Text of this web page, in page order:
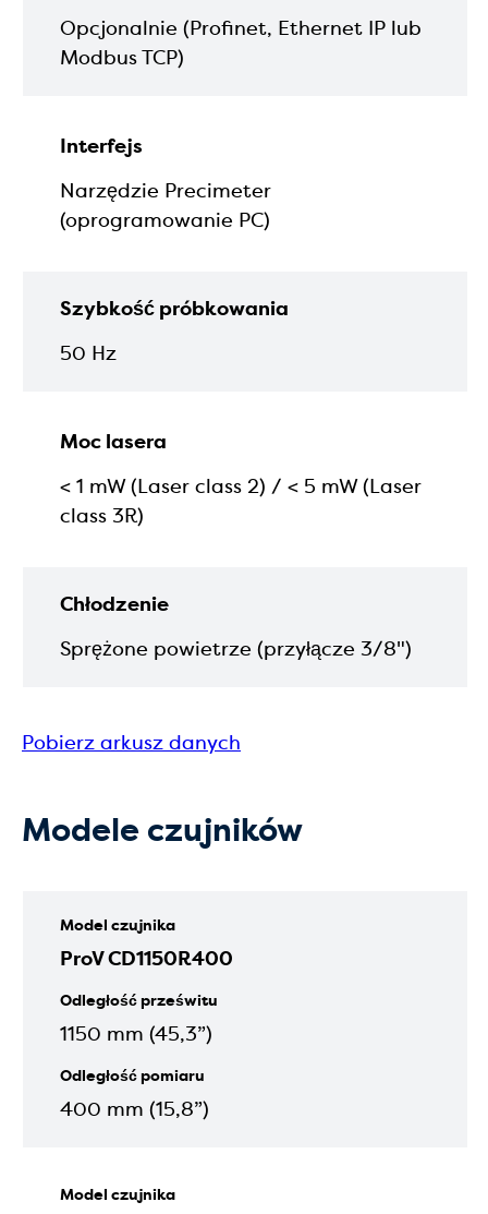
Opcjonalnie (Profinet, Ethernet IP lub
Modbus TCP)
Interfejs
Narzędzie Precimeter
(oprogramowanie PC)
Szybkość próbkowania
50 Hz
Moc lasera
< 1 mW (Laser class 2) / < 5 mW (Laser
class 3R)
Chłodzenie
Sprężone powietrze (przyłącze 3/8")
Pobierz arkusz danych
Modele czujników
Model czujnika
ProV CD1150R400
Odległość prześwitu
1150 mm (45,3”)
Odległość pomiaru
400 mm (15,8”)
Model czujnika